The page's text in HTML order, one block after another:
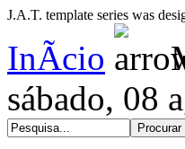
J.A.T. template series was
InÃ­cio
sábado, 08